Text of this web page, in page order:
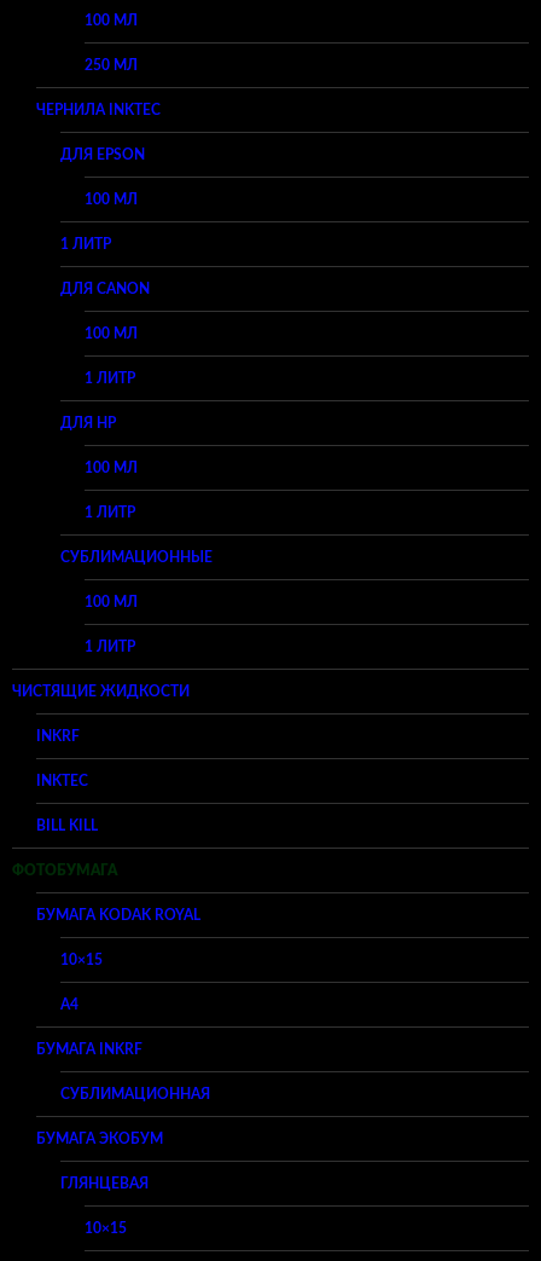
100 МЛ
250 МЛ
ЧЕРНИЛА INKTEC
ДЛЯ EPSON
100 МЛ
1 ЛИТР
ДЛЯ CANON
100 МЛ
1 ЛИТР
ДЛЯ HP
100 МЛ
1 ЛИТР
СУБЛИМАЦИОННЫЕ
100 МЛ
1 ЛИТР
ЧИСТЯЩИЕ ЖИДКОСТИ
INKRF
INKTEC
BILL KILL
ФОТОБУМАГА
БУМАГА KODAK ROYAL
10×15
A4
БУМАГА INKRF
СУБЛИМАЦИОННАЯ
БУМАГА ЭКОБУМ
ГЛЯНЦЕВАЯ
10×15